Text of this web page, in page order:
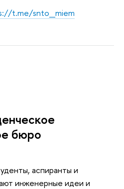
t.me/snto_miem
бюро
аспиранты и
инженерные идеи и